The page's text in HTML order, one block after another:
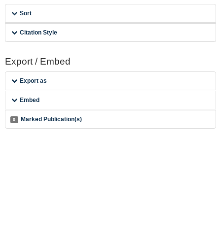
Sort
Citation Style
Export / Embed
Export as
Embed
0 Marked Publication(s)